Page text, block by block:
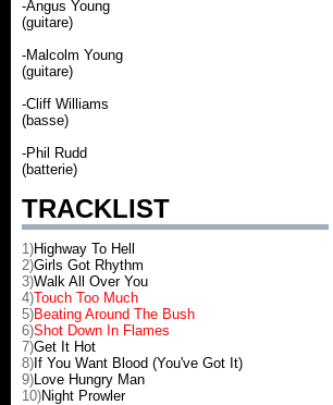
-Angus Young
(guitare)
-Malcolm Young
(guitare)
-Cliff Williams
(basse)
-Phil Rudd
(batterie)
TRACKLIST
1)Highway To Hell
2)Girls Got Rhythm
3)Walk All Over You
4)Touch Too Much
5)Beating Around The Bush
6)Shot Down In Flames
7)Get It Hot
8) If You Want Blood (You've Got It)
9)Love Hungry Man
10)Night Prowler